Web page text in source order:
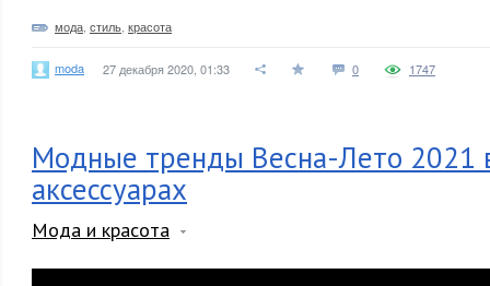
мода стиль красота
moda 27 декабря 2020, 01:33 0 1747
Модные тренды Весна-Лето 2021
аксессуарах
Мода и красота